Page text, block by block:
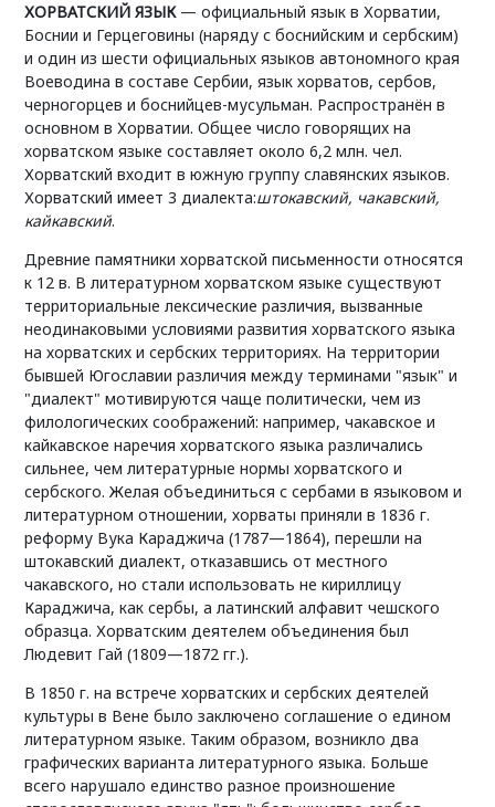
ХОРВАТСКИЙ ЯЗЫК— официальный язык в Хорватии,
Боснии и Герцеговины (наряду с боснийским и сербским)
и один из шести официальных языков автономного края
Воеводина в составе Сербии, язык хорватов, сербов,
черногорцев и боснийцев-мусульман. Распространён в
основном в Хорватии. Общее число говорящих на
хорватском языке составляет около 6,2 млн. чел.
Хорватский входит в южную группу славянских языков.
Хорватский имеет 3 диалекта:штокавский, чакавский,
кайкавский.
Древние памятники хорватской письменности относятся
к 12 в. В литературном хорватском языке существуют
территориальные лексические различия, вызванные
неодинаковыми условиями развития хорватского языка
на хорватских и сербских территориях. На территории
бывшей Югославии различия между терминами "язык" и
"диалект" мотивируются чаще политически, чем из
филологических соображений: например, чакавское и
кайкавское наречия хорватского языка различались
сильнее, чем литературные нормы хорватского и
сербского. Желая объединиться с сербами в языковом и
литературном отношении, хорваты приняли в 1836 г.
реформу Вука Караджича (1787—1864), перешли на
штокавский диалект, отказавшись от местного
чакавского, но стали использовать не кириллицу
Караджича, как сербы, а латинский алфавит чешского
образца. Хорватским деятелем объединения был
Людевит Гай (1809—1872 гг.).
В 1850 г. на встрече хорватских и сербских деятелей
культуры в Вене было заключено соглашение о едином
литературном языке. Таким образом, возникло два
графических варианта литературного языка. Больше
всего нарушало единство разное произношение